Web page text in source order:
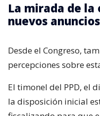
La mirada de la
nuevos
Desde el Congreso,
percepciones sobre
El timonel del PPD, el
la disposición inicial